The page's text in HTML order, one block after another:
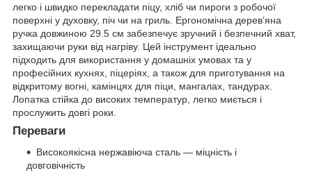
легко і швидко перекладати піцу, хліб чи пироги з робочої
поверхні у духовку, піч чи на гриль. Ергономічна дерев’яна
ручка довжиною 29.5 см забезпечує зручний і безпечний хват,
захищаючи руки від нагріву. Цей інструмент ідеально
підходить для використання у домашніх умовах та у
професійних кухнях, піцеріях, а також для приготування на
відкритому вогні, камінцях для піци, мангалах, тандурах.
Лопатка стійка до високих температур, легко миється і
прослужить довгі роки.
Переваги
Високоякісна нержавіюча сталь — міцність і
довговічність